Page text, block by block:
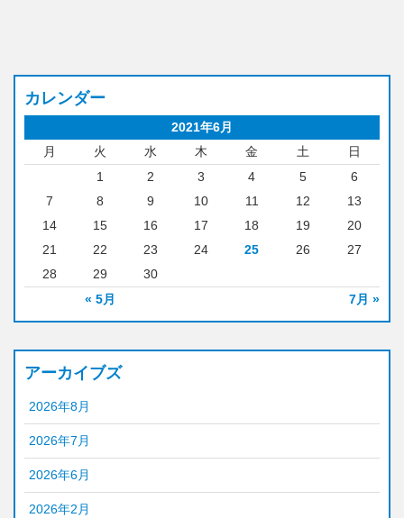
カレンダー
2021年6月
月
火 水 木 金 土 日
« 5月 7月 »
1 2 3 4 5
6
7
8 9 10 11 12
13
14
15 16 17 18 19
20
21
22 23 24 25 26
27
28
29 30
アーカイブズ
2026年8月
2026年7月
2026年6月
2026年2月